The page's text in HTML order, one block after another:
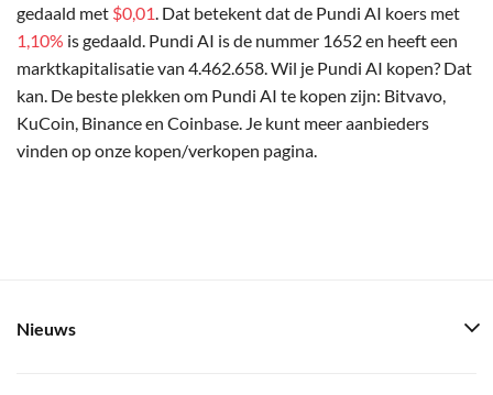
gedaald met $0,01. Dat betekent dat de Pundi AI koers met
1,10% is gedaald. Pundi AI is de nummer 1652 en heeft een
marktkapitalisatie van 4.462.658. Wil je Pundi AI kopen? Dat
kan. De beste plekken om Pundi AI te kopen zijn: Bitvavo,
KuCoin, Binance en Coinbase. Je kunt meer aanbieders
vinden op onze kopen/verkopen pagina.
Nieuws